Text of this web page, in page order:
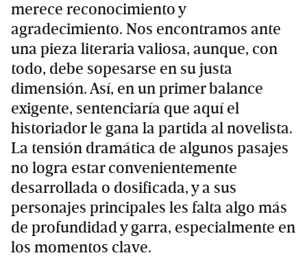
merece reconocimiento y
agradecimiento. Nos encontramos ante
una pieza literaria valiosa, aunque, con
todo, debe sopesarse en su justa
dimensión. Así, en un primer balance
exigente, sentenciaría que aquí el
historiador le gana la partida al novelista.
La tensión dramática de algunos pasajes
no logra estar convenientemente
desarrollada o dosificada, y a sus
personajes principales les falta algo más
de profundidad y garra, especialmente en
los momentos clave.